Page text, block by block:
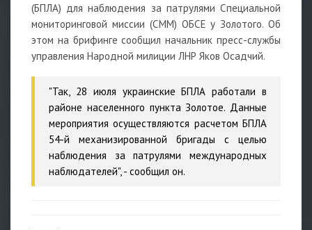
(БПЛА) для наблюдения за патрулями Специальной
мониторинговой миссии (СММ) ОБСЕ у Золотого. Об
этом на брифинге сообщил начальник пресс-службы
управления Народной милиции ЛНР Яков Осадчий.
"Так, 28 июля украинские БПЛА работали в
районе населенного пункта Золотое. Данные
мероприятия осуществляются расчетом БПЛА
54-й механизированной бригады с целью
наблюдения за патрулями международных
наблюдателей", - сообщил он.